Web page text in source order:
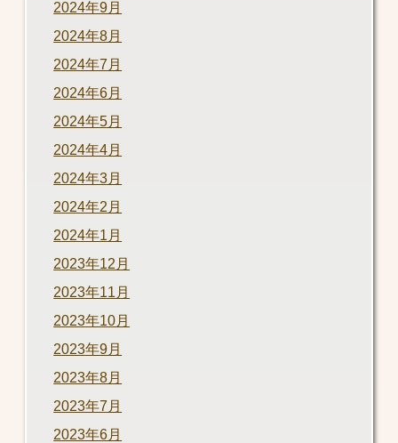
2024年9月
2024年8月
2024年7月
2024年6月
2024年5月
2024年4月
2024年3月
2024年2月
2024年1月
2023年12月
2023年11月
2023年10月
2023年9月
2023年8月
2023年7月
2023年6月